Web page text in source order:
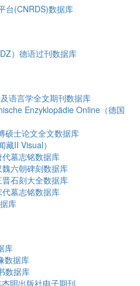
台(CNRDS)数据库
）德语过刊数据库
语言学全文期刊数据库
Enzyklopädie Online（德国
硕士论文全文数据库
II Visual）
墓志铭数据库
六朝碑刻数据库
石刻大全数据库
墓志铭数据库
库
库
数据库
数据库
明出版社电子期刊